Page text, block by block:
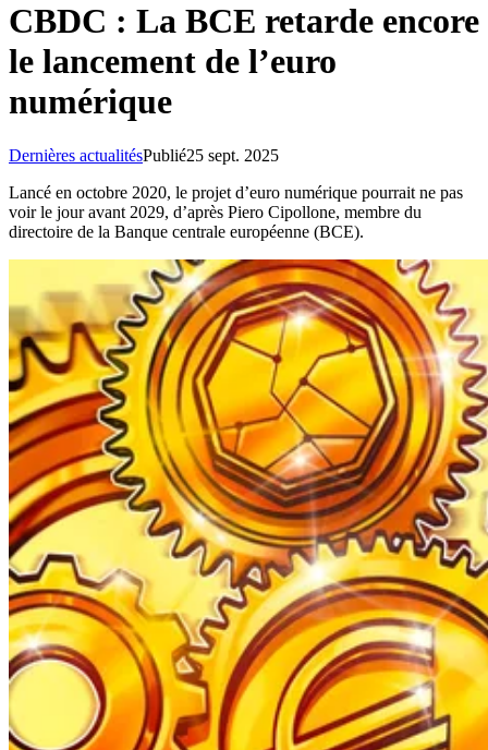
CBDC : La BCE retarde encore
le lancement de l’euro
numérique
Dernières actualitésPublié25 sept. 2025
Lancé en octobre 2020, le projet d’euro numérique pourrait ne pas
voir le jour avant 2029, d’après Piero Cipollone, membre du
directoire de la Banque centrale européenne (BCE).